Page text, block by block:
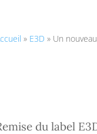
» E3D » Un
du label